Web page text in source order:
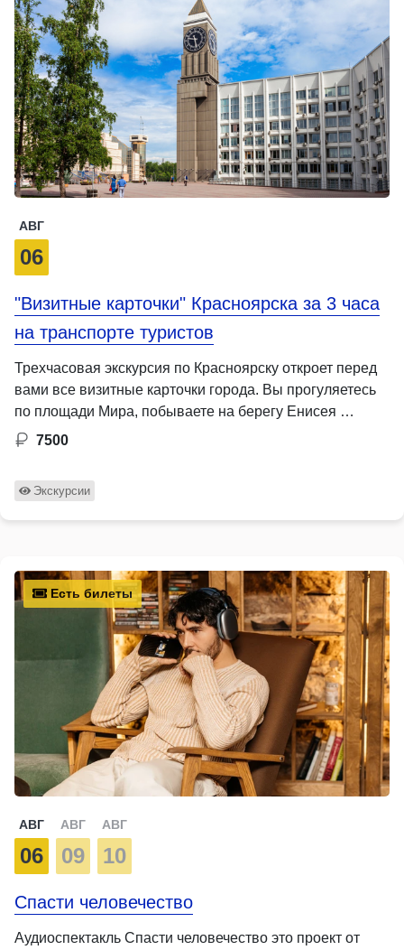
АВГ
06
"Визитные карточки" Красноярска за 3 часа
на транспорте туристов
Трехчасовая экскурсия по Красноярску откроет перед
вами все визитные карточки города. Вы прогуляетесь
по площади Мира, побываете на берегу Енисея …
7500
Экскурсии
Есть билеты
АВГ
06
АВГ
09
АВГ
10
Спасти человечество
Аудиоспектакль Спасти человечество это проект от